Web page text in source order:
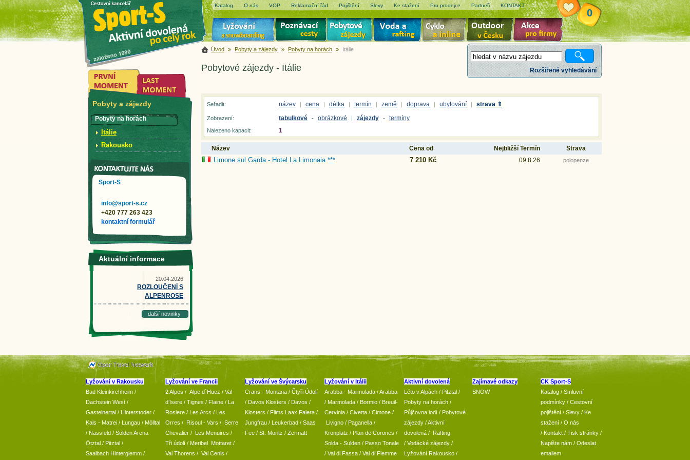
Katalog O nás VOP Reklamační řád Pojištění Slevy Ke stažení Pro prodejce Partneři KONTAKT
0
Rozšířené vyhledávání
Úvod » Pobyty a zájezdy » Pobyty na horách » Itálie
Pobytové zájezdy - Itálie
Seřadit: název | cena | délka | termín | země | doprava | ubytování | strava ⇑
Zobrazení: tabulkové - obrázkové | zájezdy - termíny
Nalezeno kapacit: 1
Název Cena od Nejbližší Termín Strava
Limone sul Garda - Hotel La Limonaia *** 7 210 Kč 09.8.26 polopenze
Pobyty a zájezdy
Pobyty na horách
Itálie
Rakousko
Sport-S
info@sport-s.cz
+420 777 263 423
kontaktní formulář
Aktuální informace
20.04.2026
ROZLOUČENÍ S
ALPENROSE
další novinky
Lyžování v Rakousku
Bad Kleinkirchheim /
Dachstein West /
Gasteinertal / Hinterstoder /
Kals - Matrei / Lungau / Mölltal
/ Nassfeld / Sölden Arena
Ötztal / Pitztal /
Saalbach Hinterglemm /
Lyžování ve Francii
2 Alpes / Alpe d´Huez / Val
d’Isere / Tignes / Flaine / La
Rosiere / Les Arcs / Les
Orres / Risoul - Vars / Serre
Chevalier / Les Menuires /
Tři údolí / Meribel Mottaret /
Val Thorens / Val Cenis /
Lyžování ve Švýcarsku
Crans - Montana / Čtyři Údolí
/ Davos Klosters / Davos /
Klosters / Flims Laax Falera /
Jungfrau / Leukerbad / Saas
Fee / St. Moritz / Zermatt
Lyžování v Itálii
Arabba - Marmolada /Arabba
/ Marmolada / Bormio / Breuil-
Cervinia / Civetta / Cimone /
Livigno / Paganella /
Kronplatz / Plan de Corones /
Solda - Sulden / Passo Tonale
/ Val di Fassa / Val di Fiemme
Aktivní dovolená
Léto v Alpách / Pitztal /
Pobyty na horách /
Půjčovna lodí / Pobytové
zájezdy /Aktivní
dovolená / Rafting
/ Vodácké zájezdy /
Lyžování Rakousko /
Zajímavé odkazy
SNOW
CK Sport-S
Katalog / Smluvní
podmínky / Cestovní
pojištění / Slevy / Ke
stažení / O nás
/ Kontakt / Tisk stránky /
Napište nám / Odeslat
emailem